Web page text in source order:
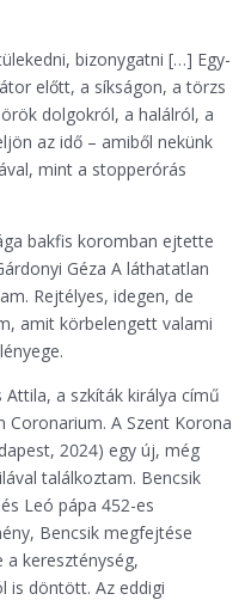
bizonygatni […] Egy-
előtt, a síkságon, a törzs
dolgokról, a halálról, a
az idő – amiből nekünk
mint a stopperórás
bakfis koromban ejtette
Géza A láthatatlan
Rejtélyes, idegen, de
amit körbelengett valami
a szkíták királya című
Coronarium. A Szent Korona
2024) egy új, még
találkoztam. Bencsik
Leó pápa 452-es
Bencsik megfejtése
kereszténység,
is döntött. Az eddigi